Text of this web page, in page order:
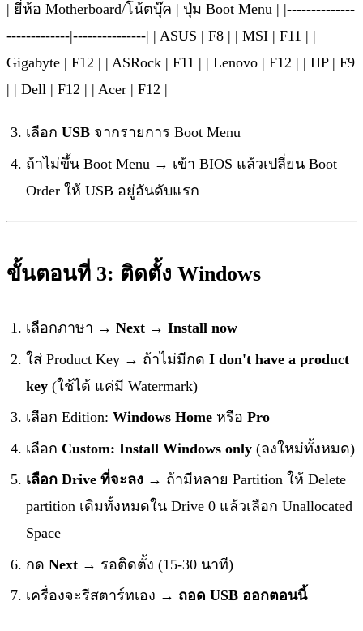
| ยี่ห้อ Motherboard/โน้ตบุ๊ค | ปุ่ม Boot Menu | |--------------
-------------|---------------| | ASUS | F8 | | MSI | F11 | |
Gigabyte | F12 | | ASRock | F11 | | Lenovo | F12 | | HP | F9
| | Dell | F12 | | Acer | F12 |
เลือก USB จากรายการ Boot Menu
ถ้าไม่ขึ้น Boot Menu → เข้า BIOS แล้วเปลี่ยน Boot
Order ให้ USB อยู่อันดับแรก
ขั้นตอนที่ 3: ติดตั้ง Windows
เลือกภาษา → Next → Install now
ใส่ Product Key → ถ้าไม่มีกด I don't have a product
key (ใช้ได้ แค่มี Watermark)
เลือก Edition: Windows Home หรือ Pro
เลือก Custom: Install Windows only (ลงใหม่ทั้งหมด)
เลือก Drive ที่จะลง → ถ้ามีหลาย Partition ให้ Delete
partition เดิมทั้งหมดใน Drive 0 แล้วเลือก Unallocated
Space
กด Next → รอติดตั้ง (15-30 นาที)
เครื่องจะรีสตาร์ทเอง → ถอด USB ออกตอนนี้